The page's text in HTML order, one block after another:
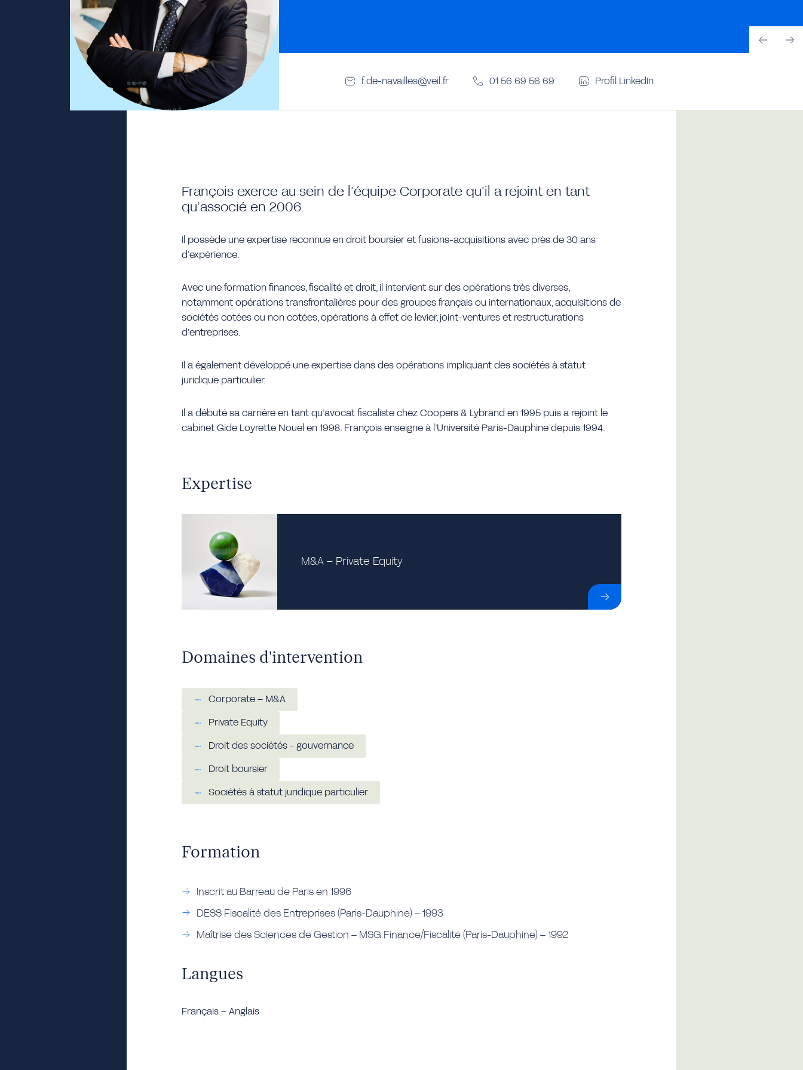
f.de-navailles@veil.fr 01 56 69 56 69 Profil LinkedIn
François exerce au sein de l’équipe Corporate qu’il a rejoint en tant
qu’associé en 2006.
Il possède une expertise reconnue en droit boursier et fusions-acquisitions avec près de 30 ans
d’expérience.
Avec une formation finances, fiscalité et droit, il intervient sur des opérations très diverses,
notamment opérations transfrontalières pour des groupes français ou internationaux, acquisitions de
sociétés cotées ou non cotées, opérations à effet de levier, joint-ventures et restructurations
d’entreprises.
Il a également développé une expertise dans des opérations impliquant des sociétés à statut
juridique particulier.
Il a débuté sa carrière en tant qu’avocat fiscaliste chez Coopers & Lybrand en 1995 puis a rejoint le
cabinet Gide Loyrette Nouel en 1998. François enseigne à l’Université Paris-Dauphine depuis 1994.
Expertise
M&A – Private Equity
Domaines d'intervention
Corporate – M&A
Private Equity
Droit des sociétés - gouvernance
Droit boursier
Sociétés à statut juridique particulier
Formation
Inscrit au Barreau de Paris en 1996
DESS Fiscalité des Entreprises (Paris-Dauphine) – 1993
Maîtrise des Sciences de Gestion – MSG Finance/Fiscalité (Paris-Dauphine) – 1992
Langues
Français – Anglais